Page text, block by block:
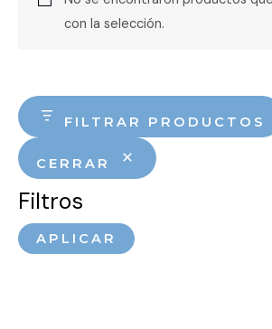
FILTRAR PRODUCTOS
CERRAR
Filtros
APLICAR
con la selección.